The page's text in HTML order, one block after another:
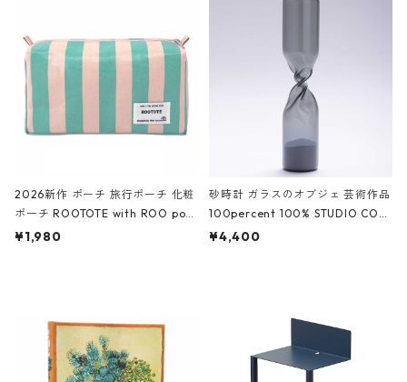
ーガンディー、オフホワイト
2026新作 ポーチ 旅行ポーチ 化粧
ポーチ ROOTOTE with ROO pou
ch 3532 ルートート WR.ポーチ.ラ
¥1,980
砂時計 ガラスのオブジェ 芸術作品
100percent 100% STUDIO COH
AKU Timeless 100パーセント ス
¥4,400